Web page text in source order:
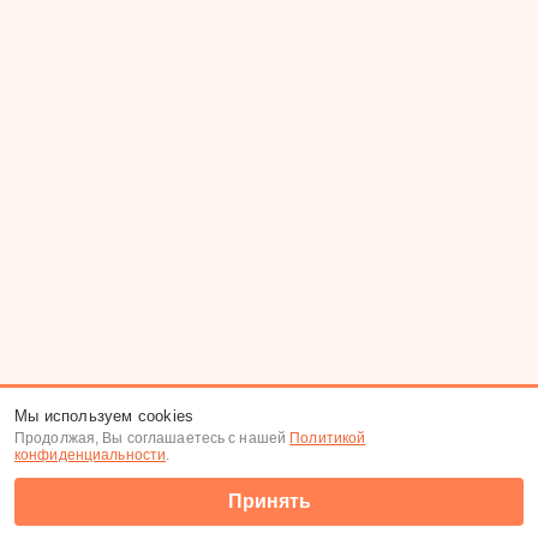
Мы используем cookies
Продолжая, Вы соглашаетесь с нашей Политикой
конфиденциальности.
Принять